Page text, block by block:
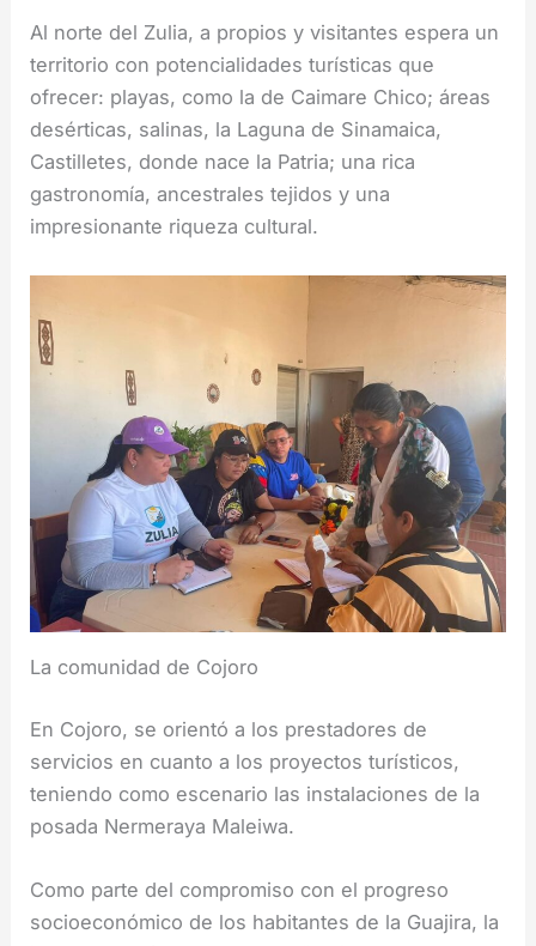
Al norte del Zulia, a propios y visitantes espera un
territorio con potencialidades turísticas que
ofrecer: playas, como la de Caimare Chico; áreas
desérticas, salinas, la Laguna de Sinamaica,
Castilletes, donde nace la Patria; una rica
gastronomía, ancestrales tejidos y una
impresionante riqueza cultural.
La comunidad de Cojoro
En Cojoro, se orientó a los prestadores de
servicios en cuanto a los proyectos turísticos,
teniendo como escenario las instalaciones de la
posada Nermeraya Maleiwa.
Como parte del compromiso con el progreso
socioeconómico de los habitantes de la Guajira, la